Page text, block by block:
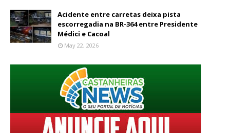
Acidente entre carretas deixa pista
escorregadia na BR-364 entre Presidente
Médici e Cacoal
May 22, 2026